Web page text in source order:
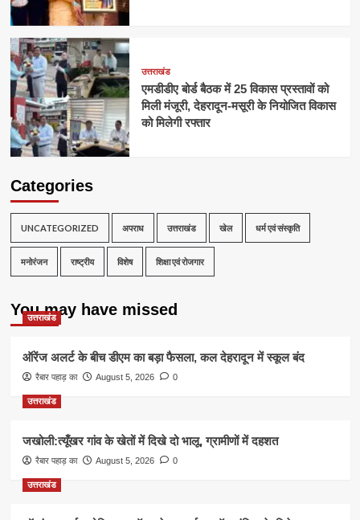
उत्तराखंड
एमडीडीए बोर्ड बैठक में 25 विकास प्रस्तावों को
मिली मंजूरी, देहरादून-मसूरी के नियोजित विकास
को मिलेगी रफ्तार
Categories
UNCATEGORIZED अपराध उत्तराखंड खेल धर्म एवं संस्कृति
मनोरंजन राष्ट्रीय विशेष शिक्षा एवं रोजगार
You may have missed
उत्तराखंड
ऑरेंज अलर्ट के बीच डीएम का बड़ा फैसला, कल देहरादून में स्कूल बंद
रैबार पहाड़ का August 5, 2026 0
उत्तराखंड
जखोली:त्यूँखर गांव के खेतों में दिखे दो भालू, ग्रामीणों में दहशत
रैबार पहाड़ का August 5, 2026 0
उत्तराखंड